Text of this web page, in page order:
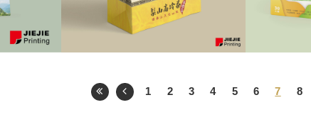
1 2 3 4 5 6 7 8